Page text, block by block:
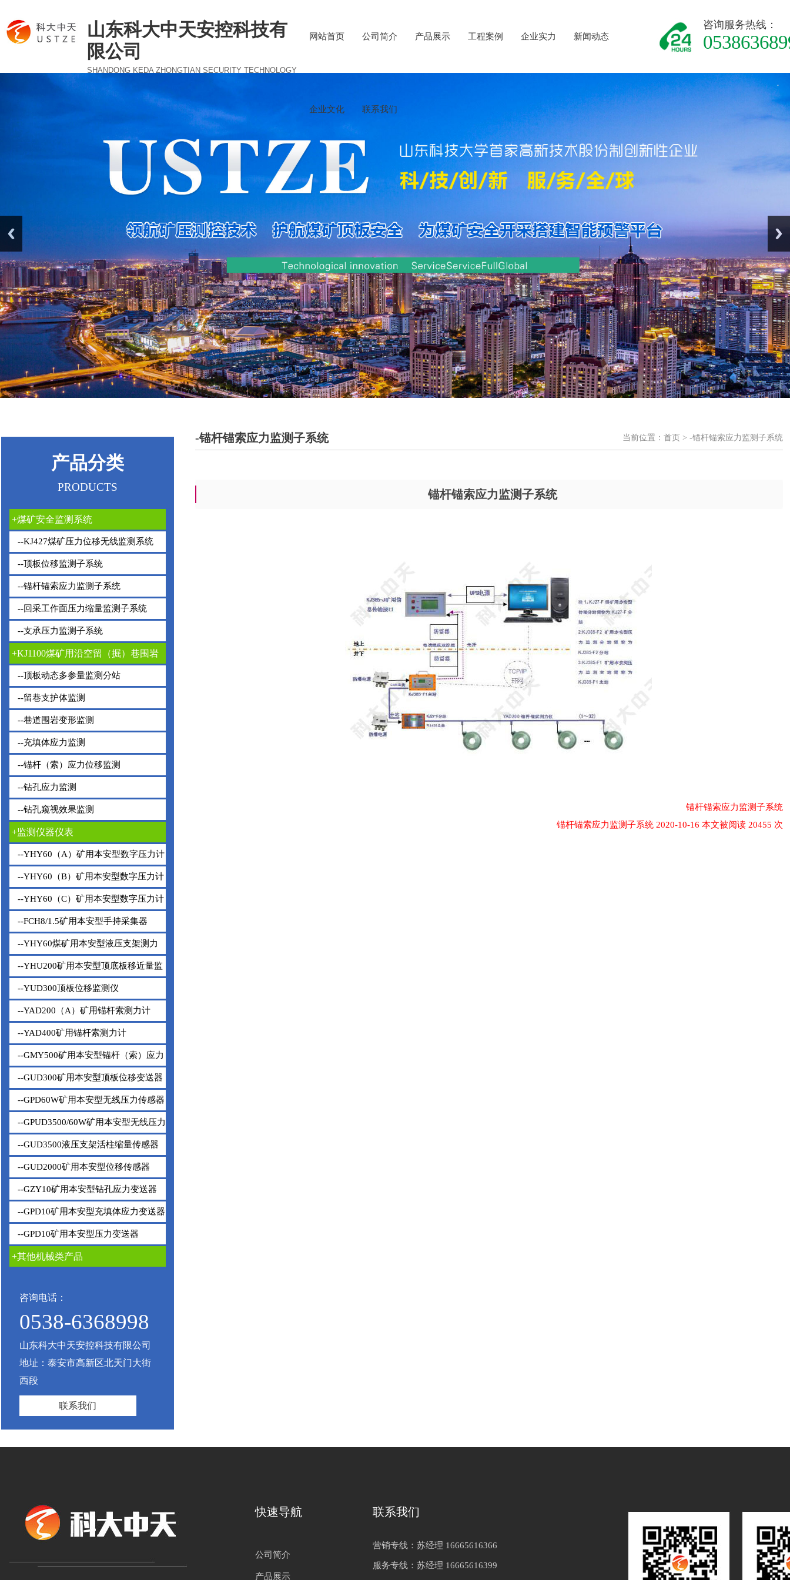
山东科大中天安控科技有
限公司
SHANDONG KEDA ZHONGTIAN SECURITY TECHNOLOGY
网站首页 公司简介 产品展示 工程案例 企业实力 新闻动态
企业文化 联系我们
咨询服务热线：
产品分类
PRODUCTS
+煤矿安全监测系统
--KJ427煤矿压力位移无线监测系统
--顶板位移监测子系统
--锚杆锚索应力监测子系统
--回采工作面压力缩量监测子系统
--支承压力监测子系统
+KJ1100煤矿用沿空留（掘）巷围岩
动态监测系统
--顶板动态多参量监测分站
--留巷支护体监测
--巷道围岩变形监测
--充填体应力监测
--锚杆（索）应力位移监测
--钻孔应力监测
--钻孔窥视效果监测
+监测仪器仪表
--YHY60（A）矿用本安型数字压力计
--YHY60（B）矿用本安型数字压力计
--YHY60（C）矿用本安型数字压力计
--FCH8/1.5矿用本安型手持采集器
--YHY60煤矿用本安型液压支架测力
--YHU200矿用本安型顶底板移近量监
测仪
--YUD300顶板位移监测仪
--YAD200（A）矿用锚杆索测力计
--YAD400矿用锚杆索测力计
--GMY500矿用本安型锚杆（索）应力
变送器
--GUD300矿用本安型顶板位移变送器
--GPD60W矿用本安型无线压力传感器
--GPUD3500/60W矿用本安型无线压力
传感器
--GUD3500液压支架活柱缩量传感器
--GUD2000矿用本安型位移传感器
--GZY10矿用本安型钻孔应力变送器
--GPD10矿用本安型充填体应力变送器
--GPD10矿用本安型压力变送器
+其他机械类产品
咨询电话：
0538-6368998
山东科大中天安控科技有限公司
地址：泰安市高新区北天门大街
西段
联系我们
-锚杆锚索应力监测子系统 当前位置： 首页 > -锚杆锚索应力监测子系统
锚杆锚索应力监测子系统
锚杆锚索应力监测子系统
锚杆锚索应力监测子系统 2020-10-16 本文被阅读 20455 次
快速导航
公司简介
产品展示
联系我们
营销专线：苏经理 16665616366
服务专线：苏经理 16665616399